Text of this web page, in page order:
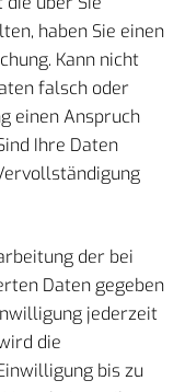
haben Sie einen
Kann nicht
falsch oder
einen Anspruch
Ihre Daten
der bei
Daten gegeben
jederzeit
die
bis zu